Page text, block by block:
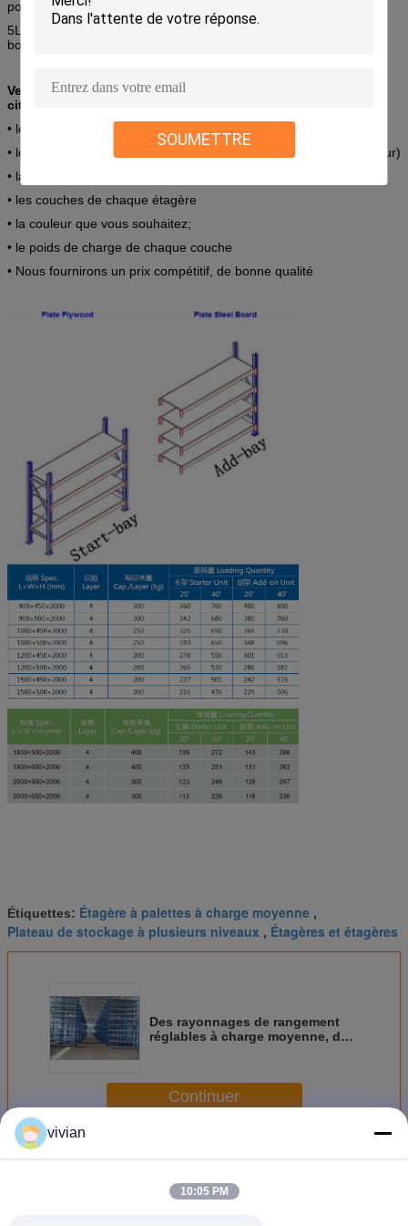
SOUMETTRE
poudre statique;
5Le cadre vertical comprend 2 montants, plusieurs appuis et
boulons.
Veuillez nous fournir les informations ci-dessous pour une
citation sur les étagères de palettes lourdes:
• le dessin CAO de l'entrepôt (le cas échéant);
• les dimensions et le poids de la palette (longueur, largeur, hauteur)
• la taille de l'entrepôt (longueur, largeur, hauteur libre)
• les couches de chaque étagère
• la couleur que vous souhaitez;
• le poids de charge de chaque couche
• Nous fournirons un prix compétitif, de bonne qualité
Étiquettes: Étagère à palettes à charge moyenne ,
Plateau de stockage à plusieurs niveaux , Étagères et étagères
Des rayonnages de rangement
réglables à charge moyenne, des
Continuer
PlusPlateau de stockage à charge moyenne
vivian
10:05 PM